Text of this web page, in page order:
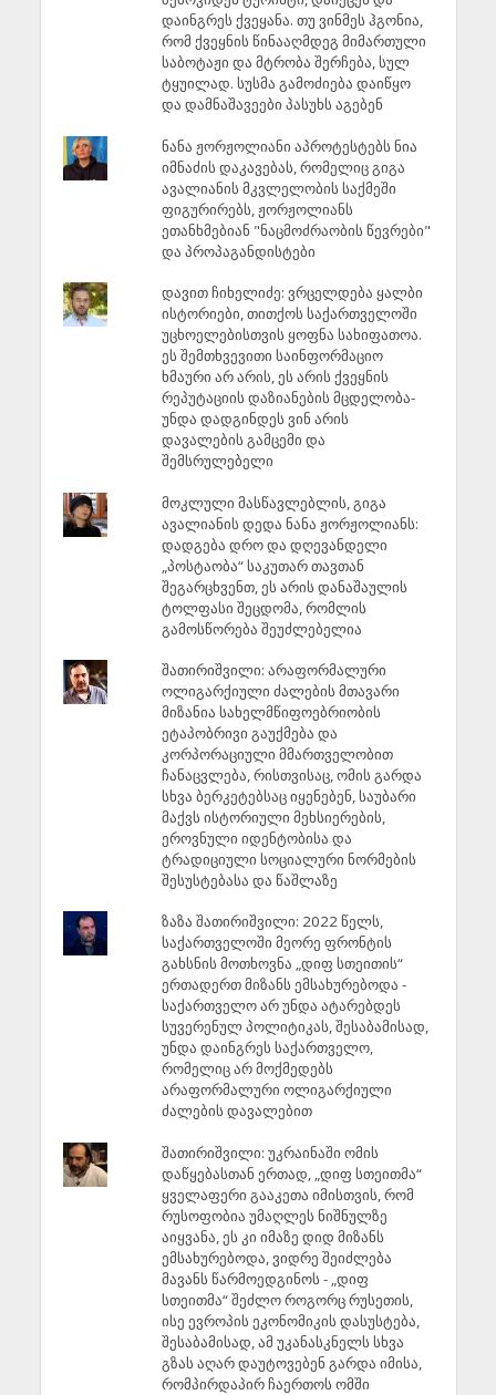
დაინგრეს ქვეყანა. თუ ვინმეს ჰგონია,
რომ ქვეყნის წინააღმდეგ მიმართული
საბოტაჟი და მტრობა შერჩება, სულ
ტყუილად. სუსმა გამოძიება დაიწყო
და დამნაშავეები პასუხს აგებენ
ნანა ჟორჟოლიანი აპროტესტებს ნია
იმნაძის დაკავებას, რომელიც გიგა
ავალიანის მკვლელობის საქმეში
ფიგურირებს, ჟორჟოლიანს
ეთანხმებიან "ნაცმოძრაობის წევრები"
და პროპაგანდისტები
დავით ჩიხელიძე: ვრცელდება ყალბი
ისტორიები, თითქოს საქართველოში
უცხოელებისთვის ყოფნა სახიფათოა.
ეს შემთხვევითი საინფორმაციო
ხმაური არ არის, ეს არის ქვეყნის
რეპუტაციის დაზიანების მცდელობა-
უნდა დადგინდეს ვინ არის
დავალების გამცემი და
შემსრულებელი
მოკლული მასწავლებლის, გიგა
ავალიანის დედა ნანა ჟორჟოლიანს:
დადგება დრო და დღევანდელი
„პოსტაობა“ საკუთარ თავთან
შეგარცხვენთ, ეს არის დანაშაულის
ტოლფასი შეცდომა, რომლის
გამოსწორება შეუძლებელია
შათირიშვილი: არაფორმალური
ოლიგარქიული ძალების მთავარი
მიზანია სახელმწიფოებრიობის
ეტაპობრივი გაუქმება და
კორპორაციული მმართველობით
ჩანაცვლება, რისთვისაც, ომის გარდა
სხვა ბერკეტებსაც იყენებენ, საუბარი
მაქვს ისტორიული მეხსიერების,
ეროვნული იდენტობისა და
ტრადიციული სოციალური ნორმების
შესუსტებასა და წაშლაზე
ზაზა შათირიშვილი: 2022 წელს,
საქართველოში მეორე ფრონტის
გახსნის მოთხოვნა „დიფ სთეითის“
ერთადერთ მიზანს ემსახურებოდა -
საქართველო არ უნდა ატარებდეს
სუვერენულ პოლიტიკას, შესაბამისად,
უნდა დაინგრეს საქართველო,
რომელიც არ მოქმედებს
არაფორმალური ოლიგარქიული
ძალების დავალებით
შათირიშვილი: უკრაინაში ომის
დაწყებასთან ერთად, „დიფ სთეითმა“
ყველაფერი გააკეთა იმისთვის, რომ
რუსოფობია უმაღლეს ნიშნულზე
აიყვანა, ეს კი იმაზე დიდ მიზანს
ემსახურებოდა, ვიდრე შეიძლება
მავანს წარმოედგინოს - „დიფ
სთეითმა“ შეძლო როგორც რუსეთის,
ისე ევროპის ეკონომიკის დასუსტება,
შესაბამისად, ამ უკანასკნელს სხვა
გზას აღარ დაუტოვებენ გარდა იმისა,
რომპირდაპირ ჩაერთოს ომში